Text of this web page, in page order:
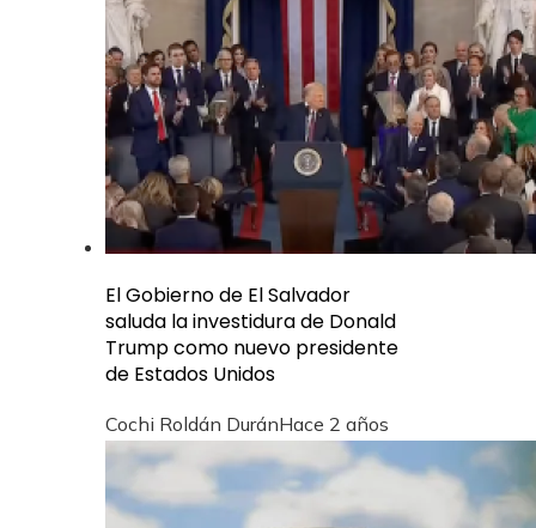
El Gobierno de El Salvador
saluda la investidura de Donald
Trump como nuevo presidente
de Estados Unidos
Cochi Roldán DuránHace 2 años